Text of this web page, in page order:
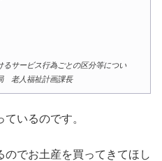
サービス行為ごとの区分等につい
老人福祉計画課長
いるのです。
でお土産を買ってきてほし